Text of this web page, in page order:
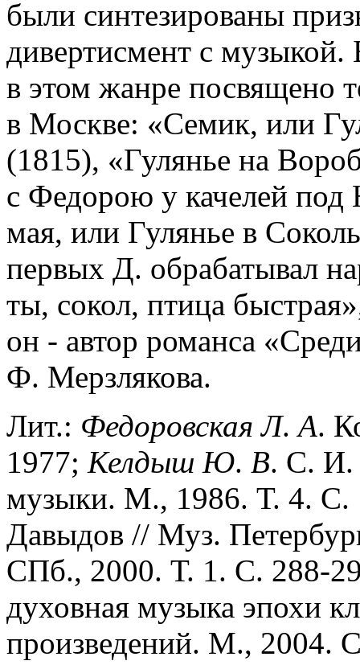
были синтезированы
дивертисмент с
в этом жанре посвящено
в Москве: «Семик, или
(1815), «Гулянье на
с Федорою у качелей
мая, или Гулянье в
первых Д. обрабатывал
ты, сокол, птица
он - автор романса
Ф. Мерзлякова.
Лит.: Федоровская Л.А.
1977; Келдыш Ю. В. С. И.
музыки. М., 1986. Т. 4. С.
Давыдов // Муз.
СПб., 2000. Т. 1. С. 288-
духовная музыка эпохи
произведений. М., 2004.